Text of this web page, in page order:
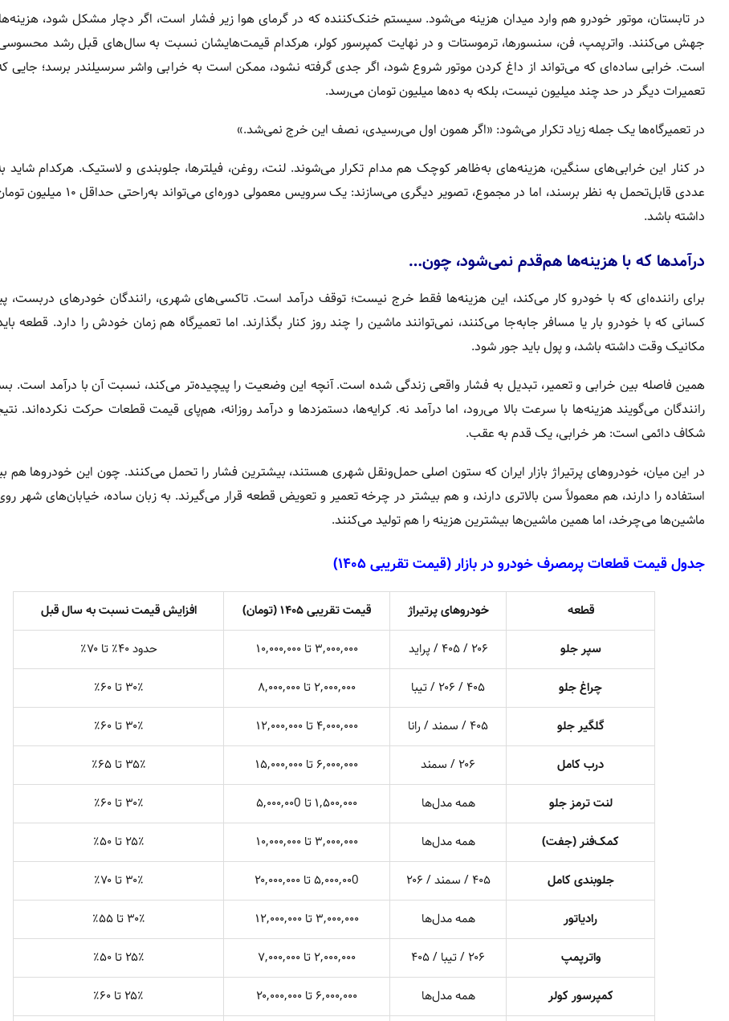
در تابستان، موتور خودرو هم وارد میدان هزینه می‌شود. سیستم خنک‌کننده که در گرمای هوا زیر فشار است، اگر دچار مشکل شود،
جهش می‌کنند. واترپمپ، فن، سنسورها، ترموستات و در نهایت کمپرسور کولر، هرکدام قیمت‌هایشان نسبت به سال‌های قبل رشد
است. خرابی ساده‌ای که می‌تواند از داغ کردن موتور شروع شود، اگر جدی گرفته نشود، ممکن است به خرابی واشر سرسیلندر برسد؛ جایی
تعمیرات دیگر در حد چند میلیون نیست، بلکه به ده‌ها میلیون تومان می‌رسد.
در تعمیرگاه‌ها یک جمله زیاد تکرار می‌شود: «اگر همون اول می‌رسیدی، نصف این خرج نمی‌شد.»
در کنار این خرابی‌های سنگین، هزینه‌های به‌ظاهر کوچک هم مدام تکرار می‌شوند. لنت، روغن، فیلترها، جلوبندی و لاستیک. هرکدام شاید
عددی قابل‌تحمل به نظر برسند، اما در مجموع، تصویر دیگری می‌سازند: یک سرویس
داشته باشد.
درآمدها که با هزینه‌ها هم‌قدم نمی‌شود، چون…
برای راننده‌ای که با خودرو کار می‌کند، این هزینه‌ها فقط خرج نیست؛ توقف درآمد است. تاکسی‌های شهری، رانندگان خودرهای دربست،
کسانی که با خودرو بار یا مسافر جابه‌جا می‌کنند، نمی‌توانند ماشین را چند روز کنار بگذارند. اما تعمیرگاه هم زمان خودش را دارد. قطعه
مکانیک وقت داشته باشد، و پول باید جور شود.
همین فاصله بین خرابی و تعمیر، تبدیل به فشار واقعی زندگی شده است. آنچه این وضعیت را پیچیده‌تر می‌کند، نسبت آن با درآمد است.
رانندگان می‌گویند هزینه‌ها با سرعت بالا می‌رود، اما درآمد نه. کرایه‌ها، دستمزدها و درآمد روزانه، هم‌پای قیمت قطعات حرکت نکرده‌اند.
شکاف دائمی است: هر خرابی، یک قدم به عقب.
در این میان، خودروهای پرتیراژ بازار ایران که ستون اصلی حمل‌ونقل شهری هستند، بیشترین فشار را تحمل می‌کنند. چون این خودروها هم
استفاده را دارند، هم معمولاً سن بالاتری دارند، و هم بیشتر در چرخه تعمیر و تعویض قطعه قرار می‌گیرند. به زبان ساده، خیابان‌های شهر
ماشین‌ها می‌چرخد، اما همین ماشین‌ها بیشترین هزینه را هم تولید می‌کنند.
جدول قیمت قطعات پرمصرف خودرو در بازار (قیمت تقریبی۱۴۰۵)
قطعه خودروهای پرتیراژ قیمت تقریبی۱۴۰۵ ( تومان)
افزایش قیمت نسبت به سال قبل
سپر جلو
۲۰۶ / ۴۰۵ / پراید ۳,۰۰۰,۰۰۰ تا ۱۰,۰۰۰,۰۰۰
حدود ۴۰٪ تا ۷۰٪
چراغ جلو
۴۰۵ / ۲۰۶ / تیبا ۲,۰۰۰,۰۰۰ تا ۸,۰۰۰,۰۰۰
۳۰٪ تا ۶۰٪
گلگیر جلو
۴۰۵ / سمند / رانا ۴,۰۰۰,۰۰۰ تا ۱۲,۰۰۰,۰۰۰
۳۰٪ تا ۶۰٪
درب کامل
۲۰۶ / سمند ۶,۰۰۰,۰۰۰ تا ۱۵,۰۰۰,۰۰۰
۳۵٪ تا ۶۵٪
لنت ترمز جلو
همه مدل‌ها ۱,۵۰۰,۰۰۰ تا ۵,۰۰۰,۰۰0
۳۰٪ تا ۶۰٪
کمک‌فنر (جفت)
همه مدل‌ها ۳,۰۰۰,۰۰۰ تا ۱۰,۰۰۰,۰۰۰
۲۵٪ تا ۵۰٪
جلوبندی کامل
۴۰۵ / سمند / ۲۰۶ ۵,۰۰۰,۰۰0 تا ۲۰,۰۰۰,۰۰۰
۳۰٪ تا ۷۰٪
رادیاتور
همه مدل‌ها ۳,۰۰۰,۰۰۰ تا ۱۲,۰۰۰,۰۰۰
۳۰٪ تا ۵۵٪
واترپمپ
۲۰۶ / تیبا / ۴۰۵ ۲,۰۰۰,۰۰۰ تا ۷,۰۰۰,۰۰۰
۲۵٪ تا ۵۰٪
کمپرسور کولر
همه مدل‌ها ۶,۰۰۰,۰۰۰ تا ۲۰,۰۰۰,۰۰۰
۲۵٪ تا ۶۰٪